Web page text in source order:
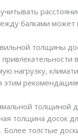
балками может
толщины
нагрузку,
этим
толщиной
толщина досок
Более толстые